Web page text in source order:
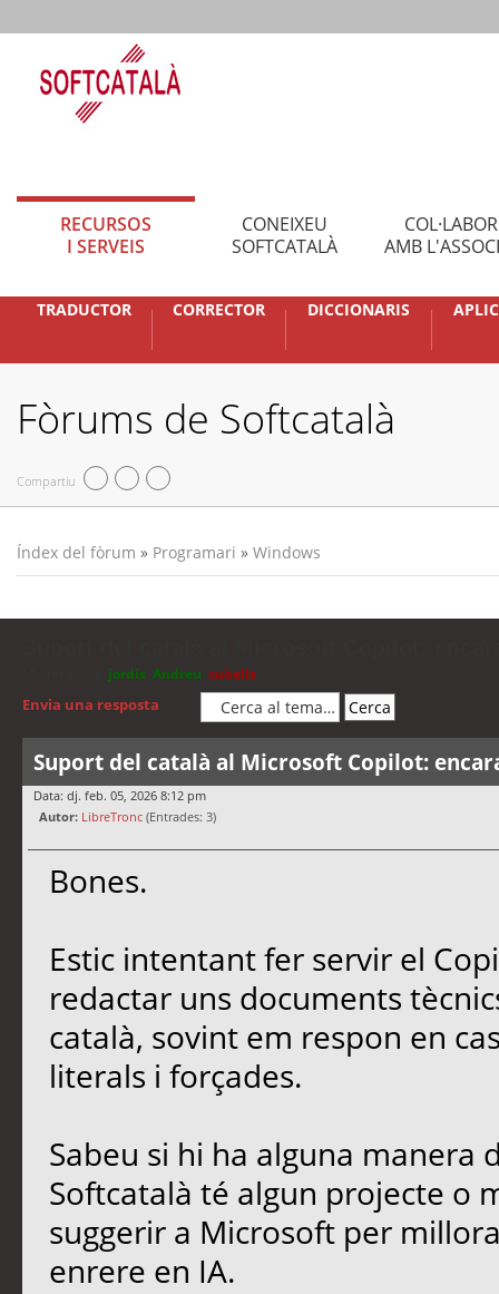
RECURSOS
I SERVEIS
CONEIXEU
SOFTCATALÀ
AMB
TRADUCTOR CORRECTOR DICCIONARIS
Fòrums de Softcatalà
Compartiu
Índex del fòrum » Programari » Windows
jordis Andreu cubells
Envia una resposta
Suport del català al Microsoft Copilot:
Data: dj. feb. 05, 2026 8:12 pm
Autor: LibreTronc (Entrades: 3)
Bones.
Estic intentant fer servir el
redactar uns documents
català, sovint em respon en
literals i forçades.
Sabeu si hi ha alguna manera
Softcatalà té algun projecte o
suggerir a Microsoft per
enrere en IA.